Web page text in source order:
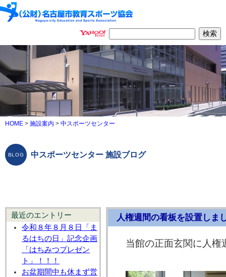
HOME > 施設案内 > 中スポーツセンター
中スポーツセンター 施設ブログ
最近のエントリー
令和８年８月８日「ま
るはちの日」記念企画
「はちみつプレゼン
ト」！！！
お盆期間中も休まず営
人権週間の看板を設置しま
当館の正面玄関に人権